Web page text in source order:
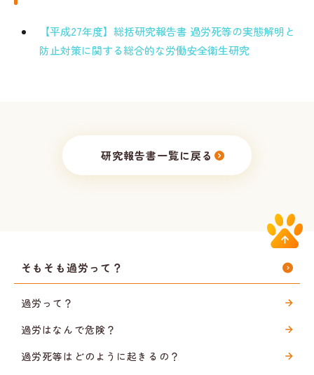
【平成27年度】総括研究報告書 過労死等の実態解明と
防止対策に関する総合的な労働安全衛生研究
研究報告書一覧に戻る
そもそも過労って？
過労って？
過労はなんで危険？
過労死等はどのように起きるの？